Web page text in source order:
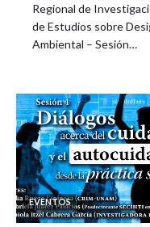
Regional de
de Estudios sobre
Ambiental – Sesión…
EVENTOS